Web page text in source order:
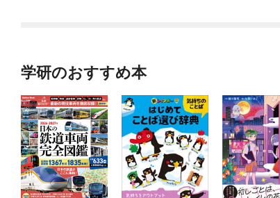
学研のおすすめ本